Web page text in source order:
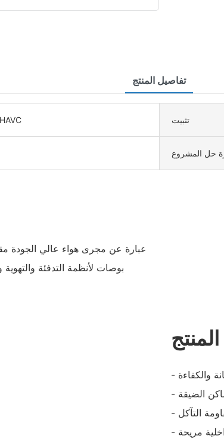
تفاصيل المنتج
نظام HAVC تثبيت
حل المشروع
بوصات لأنظمة التدفئة
والكفاءة
الضيقة
التآكل
مريحة